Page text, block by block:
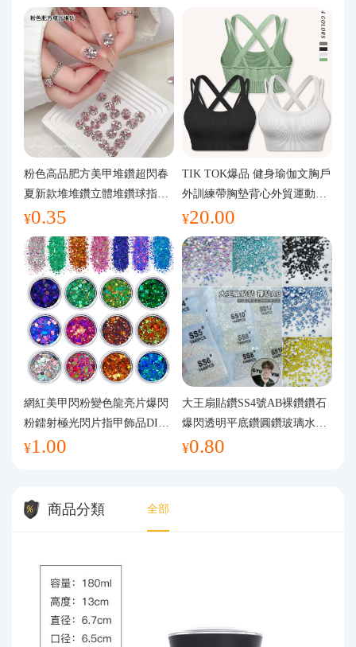
粉色高品肥方美甲堆鑽超閃春
夏新款堆堆鑽立體堆鑽球指甲
裝飾品
¥0.35
TIK TOK爆品 健身瑜伽文胸戶
外訓練帶胸墊背心外貿運動瑜
伽服女
¥20.00
網紅美甲閃粉變色龍亮片爆閃
粉鐳射極光閃片指甲飾品DIY
手工流麻
¥1.00
大王扇貼鑽SS4號AB裸鑽鑽石
爆閃透明平底鑽圓鑽玻璃水鑽
美甲鑽飾
¥0.80
商品分類 全部